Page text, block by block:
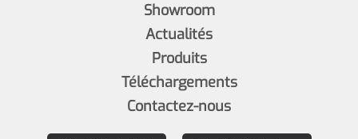
Showroom
Actualités
Produits
Téléchargements
Contactez-nous